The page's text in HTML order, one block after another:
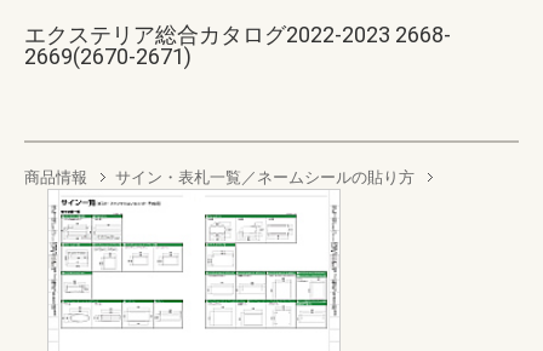
エクステリア総合カタログ2022-2023 2668-
2669(2670-2671)
商品情報 サイン・表札一覧／ネームシールの貼り方